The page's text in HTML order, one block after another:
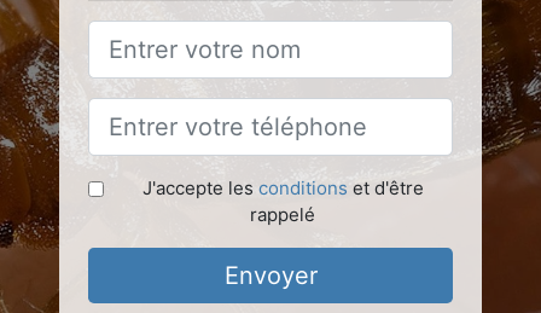
J'accepte les conditions et d'être
rappelé
Envoyer